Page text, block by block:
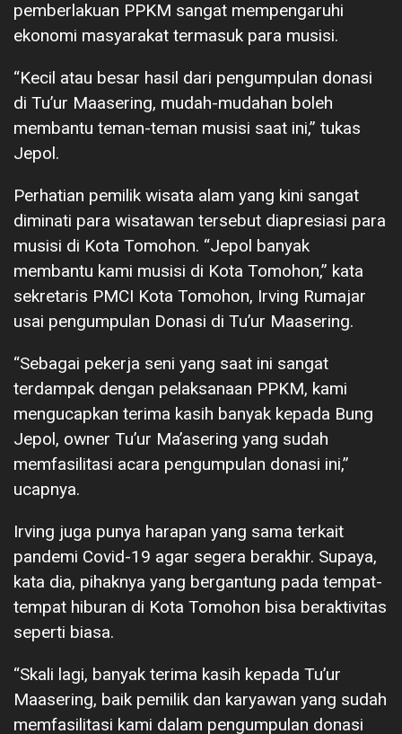
pemberlakuan PPKM sangat mempengaruhi
ekonomi masyarakat termasuk para musisi.
“Kecil atau besar hasil dari pengumpulan donasi
di Tu’ur Maasering, mudah-mudahan boleh
membantu teman-teman musisi saat ini,” tukas
Jepol.
Perhatian pemilik wisata alam yang kini sangat
diminati para wisatawan tersebut diapresiasi para
musisi di Kota Tomohon. “Jepol banyak
membantu kami musisi di Kota Tomohon,” kata
sekretaris PMCI Kota Tomohon, Irving Rumajar
usai pengumpulan Donasi di Tu’ur Maasering.
“Sebagai pekerja seni yang saat ini sangat
terdampak dengan pelaksanaan PPKM, kami
mengucapkan terima kasih banyak kepada Bung
Jepol, owner Tu’ur Ma’asering yang sudah
memfasilitasi acara pengumpulan donasi ini,”
ucapnya.
Irving juga punya harapan yang sama terkait
pandemi Covid-19 agar segera berakhir. Supaya,
kata dia, pihaknya yang bergantung pada tempat-
tempat hiburan di Kota Tomohon bisa beraktivitas
seperti biasa.
“Skali lagi, banyak terima kasih kepada Tu’ur
Maasering, baik pemilik dan karyawan yang sudah
memfasilitasi kami dalam pengumpulan donasi